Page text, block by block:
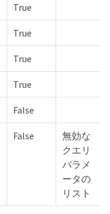
True
True
True
True
False
False
無効な
クエリ
パラメ
ータの
リスト